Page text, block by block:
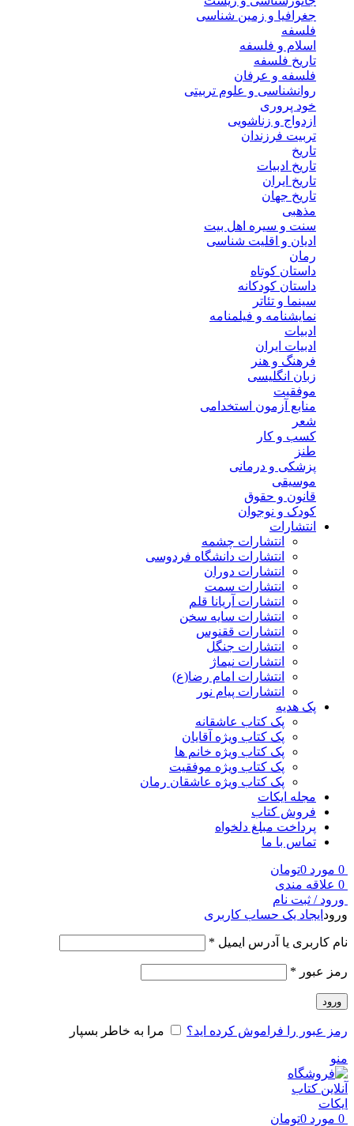
جغرافیا و زمین شناسی
فلسفه
اسلام و فلسفه
تاریخ فلسفه
فلسفه و عرفان
روانشناسی و علوم تربیتی
خود پروری
ازدواج و زناشویی
تربیت فرزندان
تاریخ
تاریخ ادبیات
تاریخ ایران
تاریخ جهان
مذهبی
سنت و سیره اهل بیت
ادیان و اقلیت شناسی
رمان
داستان کوتاه
داستان کودکانه
سینما و تئاتر
نمایشنامه و فیلمنامه
ادبیات
ادبیات ایران
فرهنگ و هنر
زبان انگلیسی
موفقیت
منابع آزمون استخدامی
شعر
کسب و کار
طنز
پزشکی و درمانی
موسیقی
قانون و حقوق
کودک و نوجوان
انتشارات
انتشارات چشمه
انتشارات دانشگاه فردوسی
انتشارات دوران
انتشارات سمت
انتشارات آریانا قلم
انتشارات سایه سخن
انتشارات ققنوس
انتشارات جنگل
انتشارات نیماژ
انتشارات امام رضا(ع)
انتشارات پیام نور
پک هدیه
پک کتاب عاشقانه
پک کتاب ویژه آقایان
پک کتاب ویژه خانم ها
پک کتاب ویژه موفقیت
پک کتاب ویژه عاشقان رمان
مجله ایکات
فروش کتاب
پرداخت مبلغ دلخواه
تماس با ما
0 مورد 0تومان
0 علاقه مندی
ورود / ثبت نام
ورود ایجاد یک حساب کاربری
نام کاربری یا آدرس ایمیل *
رمز عبور *
ورود
رمز عبور را فراموش کرده اید؟ مرا به خاطر بسپار
منو
0 مورد 0تومان